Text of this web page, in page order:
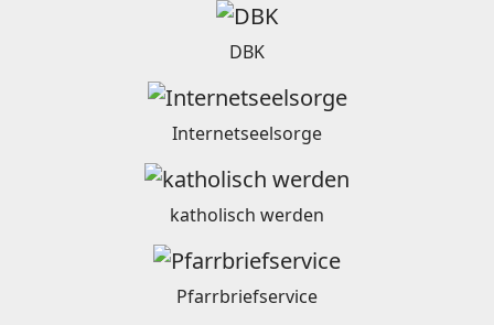
DBK
Internetseelsorge
katholisch werden
Pfarrbriefservice